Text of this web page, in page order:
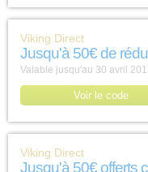
Viking Direct
Jusqu'à 50€ de
Valable jusqu'au 30 avril
Voir le code
Viking Direct
Jusqu'à 50€ offerts